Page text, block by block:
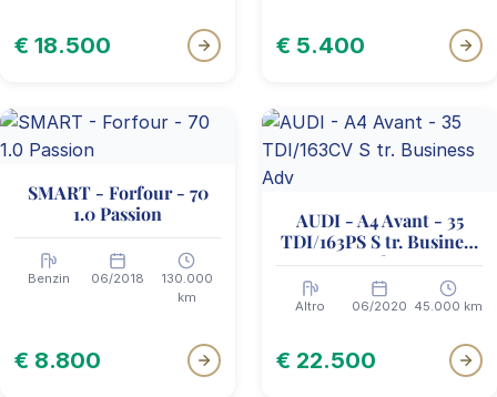
€ 18.500 € 5.400
SMART - Forfour - 70
1.0 Passion
Benzin 06/2018
130.000
km
€ 8.800
AUDI - A4 Avant - 35
TDI/163PS S tr. Business
Adv
Altro 06/2020 45.000 km
€ 22.500